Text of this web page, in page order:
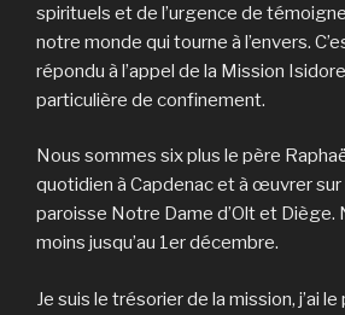
spirituels et de l’urgence de
notre monde qui tourne à l’envers.
répondu à l’appel de la Mission
particulière de confinement.
Nous sommes six plus le père
quotidien à Capdenac et à œuvrer
paroisse Notre Dame d’Olt et Diège.
moins jusqu’au 1er décembre.
Je suis le trésorier de la mission, j’ai